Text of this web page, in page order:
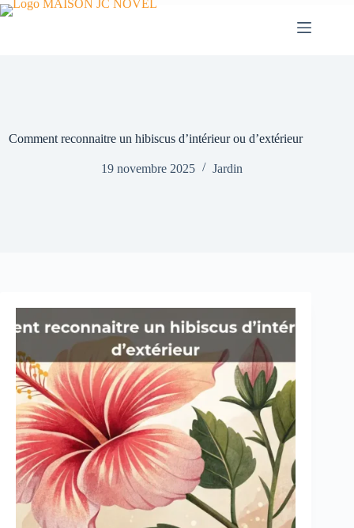
Passer
au
Comment reconnaitre un hibiscus d’intérieur ou d’extérieur
19 novembre 2025 Jardin